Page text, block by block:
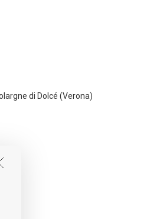
di Dolcé (Verona)